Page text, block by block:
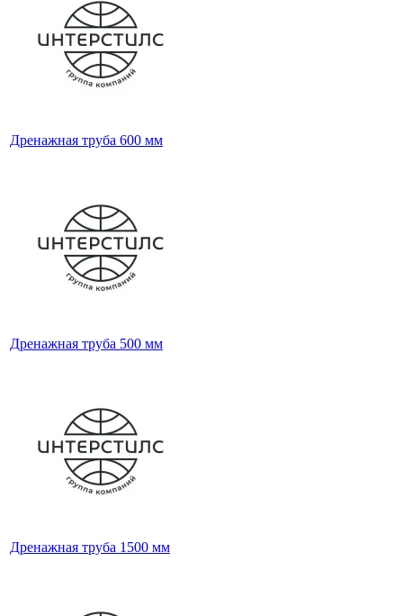
Дренажная труба 600 мм
Дренажная труба 500 мм
Дренажная труба 1500 мм